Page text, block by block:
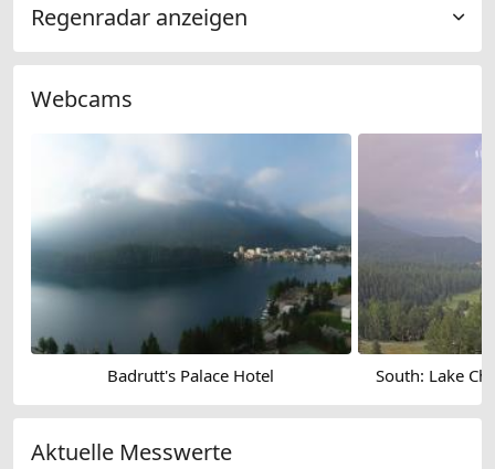
Regenradar anzeigen
Webcams
Badrutt's Palace Hotel South: Lake
Aktuelle Messwerte